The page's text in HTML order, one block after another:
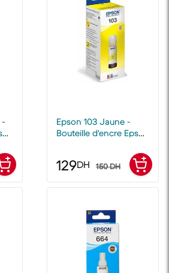
-
Epson 103 Jaune -
Bouteille d'encre Epson
129DH 150 DH